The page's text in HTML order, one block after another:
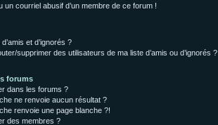
un courriel abusif d’un membre de ce forum !
et d’ignorés ?
supprimer des utilisateurs de ma liste d’amis ou d’ignorés ?
forums
dans les forums ?
ne renvoie aucun résultat ?
renvoie une page blanche ?!
des membres ?